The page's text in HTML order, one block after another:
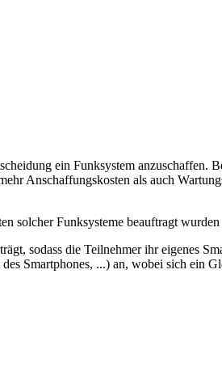
ein Funksystem
Anschaffungskosten als auch
Funksysteme beauftragt
sodass die Teilnehmer ihr eigenes
Smartphones, ...) an, wobei sich ein